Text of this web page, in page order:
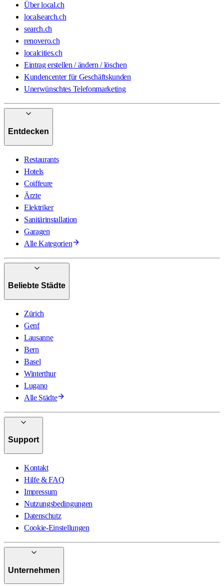
Über local.ch
localsearch.ch
search.ch
renovero.ch
localcities.ch
Eintrag erstellen / ändern / löschen
Kundencenter für Geschäftskunden
Unerwünschtes Telefonmarketing
Entdecken
Restaurants
Hotels
Coiffeure
Ärzte
Elektriker
Sanitärinstallation
Garagen
Alle Kategorien
Beliebte Städte
Zürich
Genf
Lausanne
Bern
Basel
Winterthur
Lugano
Alle Städte
Support
Kontakt
Hilfe & FAQ
Impressum
Nutzungsbedingungen
Datenschutz
Cookie-Einstellungen
Unternehmen